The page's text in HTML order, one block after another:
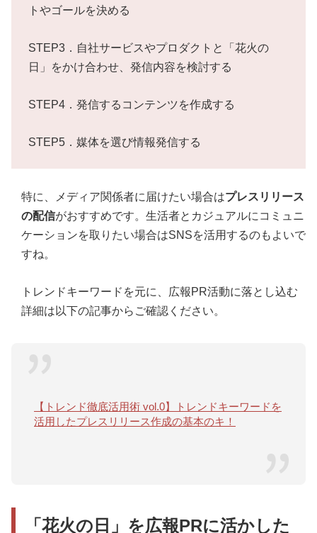
トやゴールを決める
STEP3．自社サービスやプロダクトと「花火の
日」をかけ合わせ、発信内容を検討する
STEP4．発信するコンテンツを作成する
STEP5．媒体を選び情報発信する
特に、メディア関係者に届けたい場合はプレスリリース
の配信がおすすめです。生活者とカジュアルにコミュニ
ケーションを取りたい場合はSNSを活用するのもよいで
すね。
トレンドキーワードを元に、広報PR活動に落とし込む
詳細は以下の記事からご確認ください。
【トレンド徹底活用術 vol.0】トレンドキーワードを
活用したプレスリリース作成の基本のキ！
「花火の日」を広報PRに活かした